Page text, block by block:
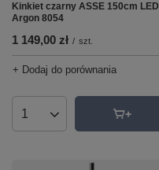
Kinkiet czarny ASSE 150cm LED
Argon 8054
1 149,00 zł / szt.
+ Dodaj do porównania
Ilość produktów